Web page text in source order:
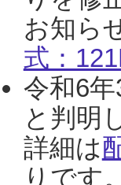
お知ら
式：
令和6
と判明
詳細は
りです